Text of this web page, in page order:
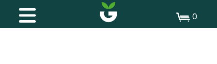
0